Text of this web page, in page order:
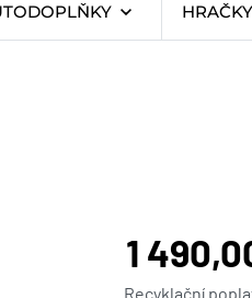
HRAČKY
1
Recyklační